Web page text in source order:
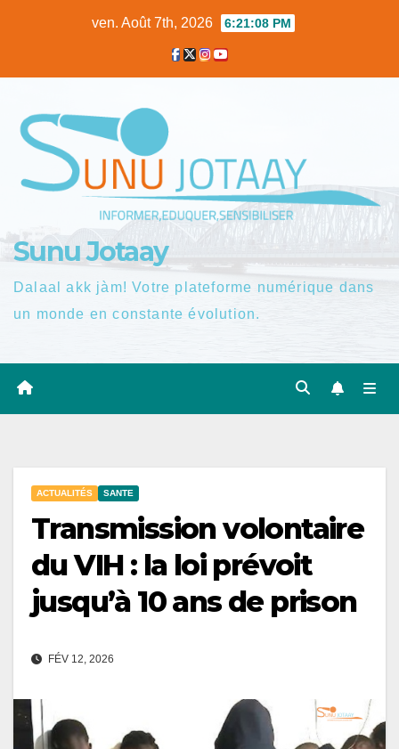
ven. Août 7th, 2026 6:21:09 PM
Sunu Jotaay
Dalaal akk jàm! Votre plateforme numérique dans
un monde en constante évolution.
ACTUALITÉS SANTE
Transmission volontaire
du VIH : la loi prévoit
jusqu’à 10 ans de prison
FÉV 12, 2026